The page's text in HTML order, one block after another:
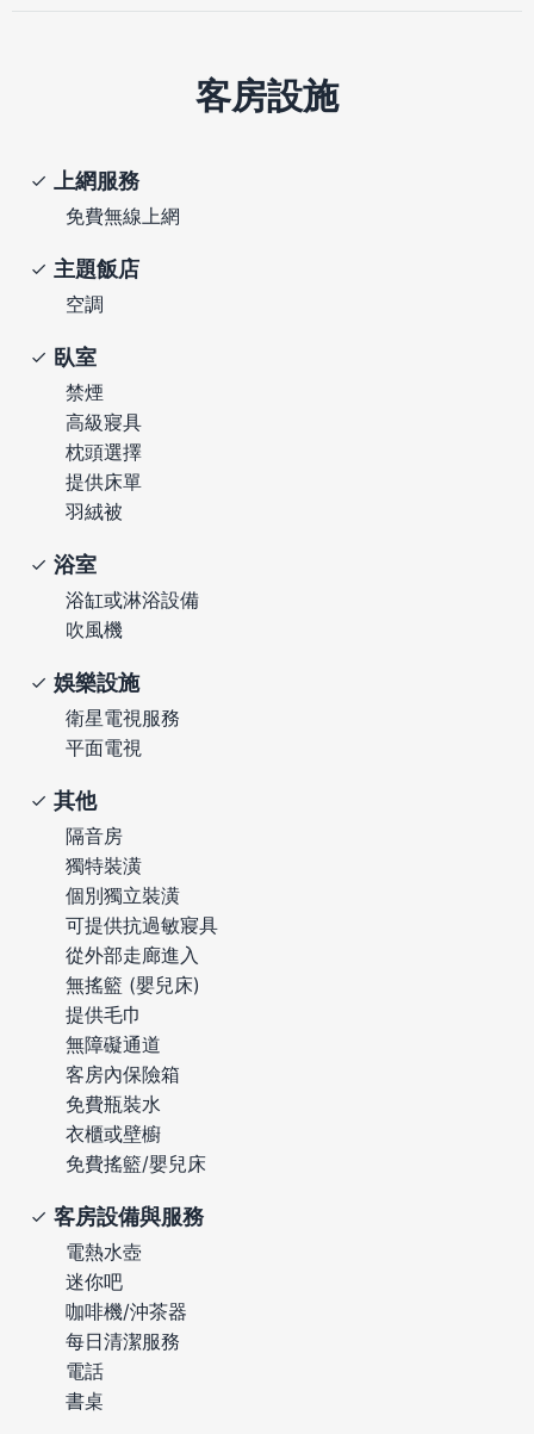
客房設施
上網服務
免費無線上網
主題飯店
空調
臥室
禁煙
高級寢具
枕頭選擇
提供床單
羽絨被
浴室
浴缸或淋浴設備
吹風機
娛樂設施
衛星電視服務
平面電視
其他
隔音房
獨特裝潢
個別獨立裝潢
可提供抗過敏寢具
從外部走廊進入
無搖籃 (嬰兒床)
提供毛巾
無障礙通道
客房內保險箱
免費瓶裝水
衣櫃或壁櫥
免費搖籃/嬰兒床
客房設備與服務
電熱水壺
迷你吧
咖啡機/沖茶器
每日清潔服務
電話
書桌